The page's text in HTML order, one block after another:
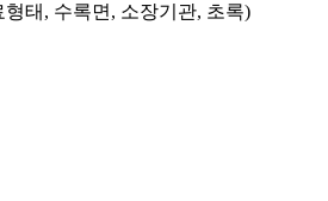
태, 수록면, 소장기관, 초록)